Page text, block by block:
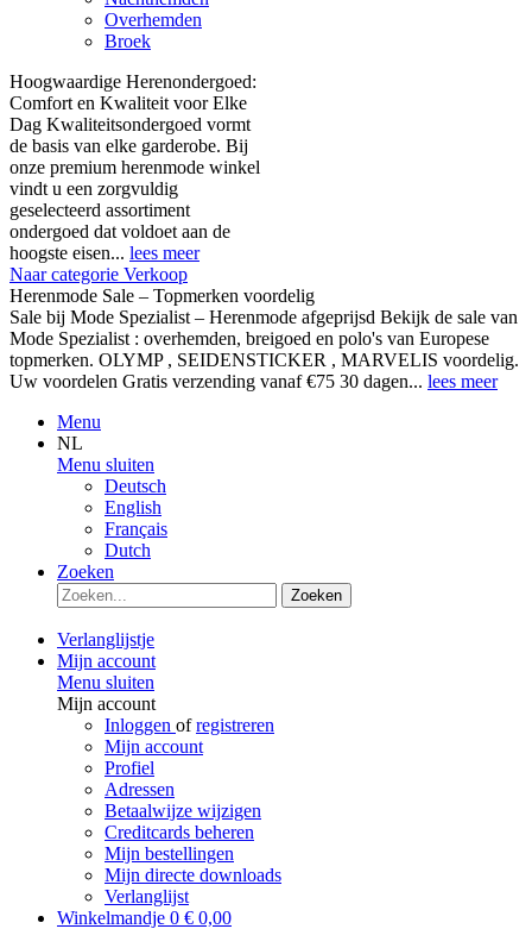
Overhemden
Broek
Hoogwaardige Herenondergoed:
Comfort en Kwaliteit voor Elke
Dag Kwaliteitsondergoed vormt
de basis van elke garderobe. Bij
onze premium herenmode winkel
vindt u een zorgvuldig
geselecteerd assortiment
ondergoed dat voldoet aan de
hoogste eisen... lees meer
Naar categorie Verkoop
Herenmode Sale – Topmerken voordelig
Sale bij Mode Spezialist – Herenmode afgeprijsd Bekijk de sale van
Mode Spezialist : overhemden, breigoed en polo's van Europese
topmerken. OLYMP , SEIDENSTICKER , MARVELIS voordelig.
Uw voordelen Gratis verzending vanaf €75 30 dagen... lees meer
Menu
NL
Menu sluiten
Deutsch
English
Français
Dutch
Zoeken
Zoeken
Verlanglijstje
Mijn account
Menu sluiten
Mijn account
Inloggen ofregistreren
Mijn account
Profiel
Adressen
Betaalwijze wijzigen
Creditcards beheren
Mijn bestellingen
Mijn directe downloads
Verlanglijst
Winkelmandje 0 € 0,00